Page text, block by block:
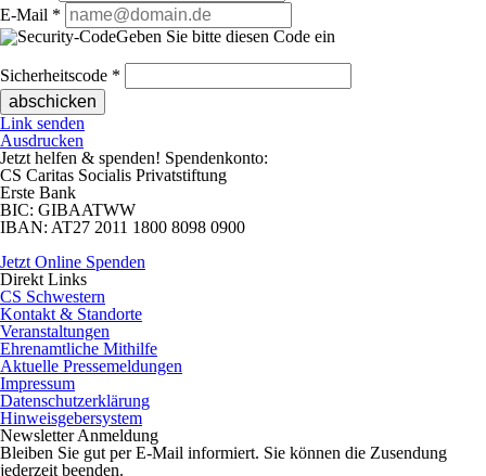
E-Mail *
Geben Sie bitte diesen Code ein
Sicherheitscode *
Link senden
Ausdrucken
Jetzt helfen & spenden! Spendenkonto:
CS Caritas Socialis Privatstiftung
Erste Bank
BIC: GIBAATWW
IBAN: AT27 2011 1800 8098 0900
Jetzt Online Spenden
Direkt Links
CS Schwestern
Kontakt & Standorte
Veranstaltungen
Ehrenamtliche Mithilfe
Aktuelle Pressemeldungen
Impressum
Datenschutzerklärung
Hinweisgebersystem
NewsletterAnmeldung
Bleiben Sie gut per E-Mail informiert. Sie können die Zusendung
jederzeit beenden.